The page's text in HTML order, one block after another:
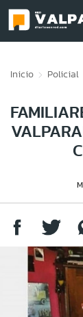
Inicio Policial